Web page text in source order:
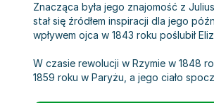
Znacząca była jego znajomość z
stał się źródłem inspiracji dla jego
wpływem ojca w 1843 roku poślubił
W czasie rewolucji w Rzymie w 1848
1859 roku w Paryżu, a jego ciało